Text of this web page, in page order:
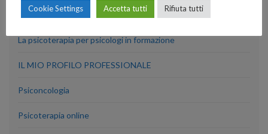
ARTICOLI RECENTI
La psicoterapia per psicologi in formazione
IL MIO PROFILO PROFESSIONALE
Psiconcologia
Psicoterapia online
Cookie Settings Accetta tutti Rifiuta tutti